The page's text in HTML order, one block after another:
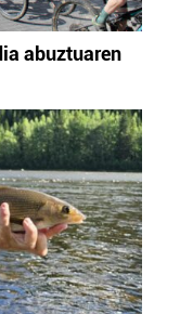
abuztuaren